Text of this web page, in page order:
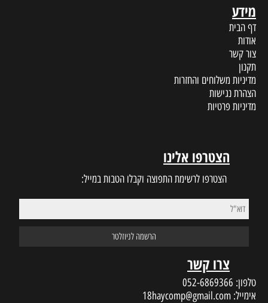
מידע
דף הבית
אודות
צור קשר
תקנון
מדיניות משלוחים והחזרות
הצהרת נגישות
מדיניות פרטיות
הצטרפו אלינו
הצטרפו לרשימת התפוצה וקבלו הטבות במייל:
צרו קשר
טלפון: 052-6869366
אימייל: 18haycomp@gmail.com